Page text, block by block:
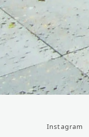
Instagram